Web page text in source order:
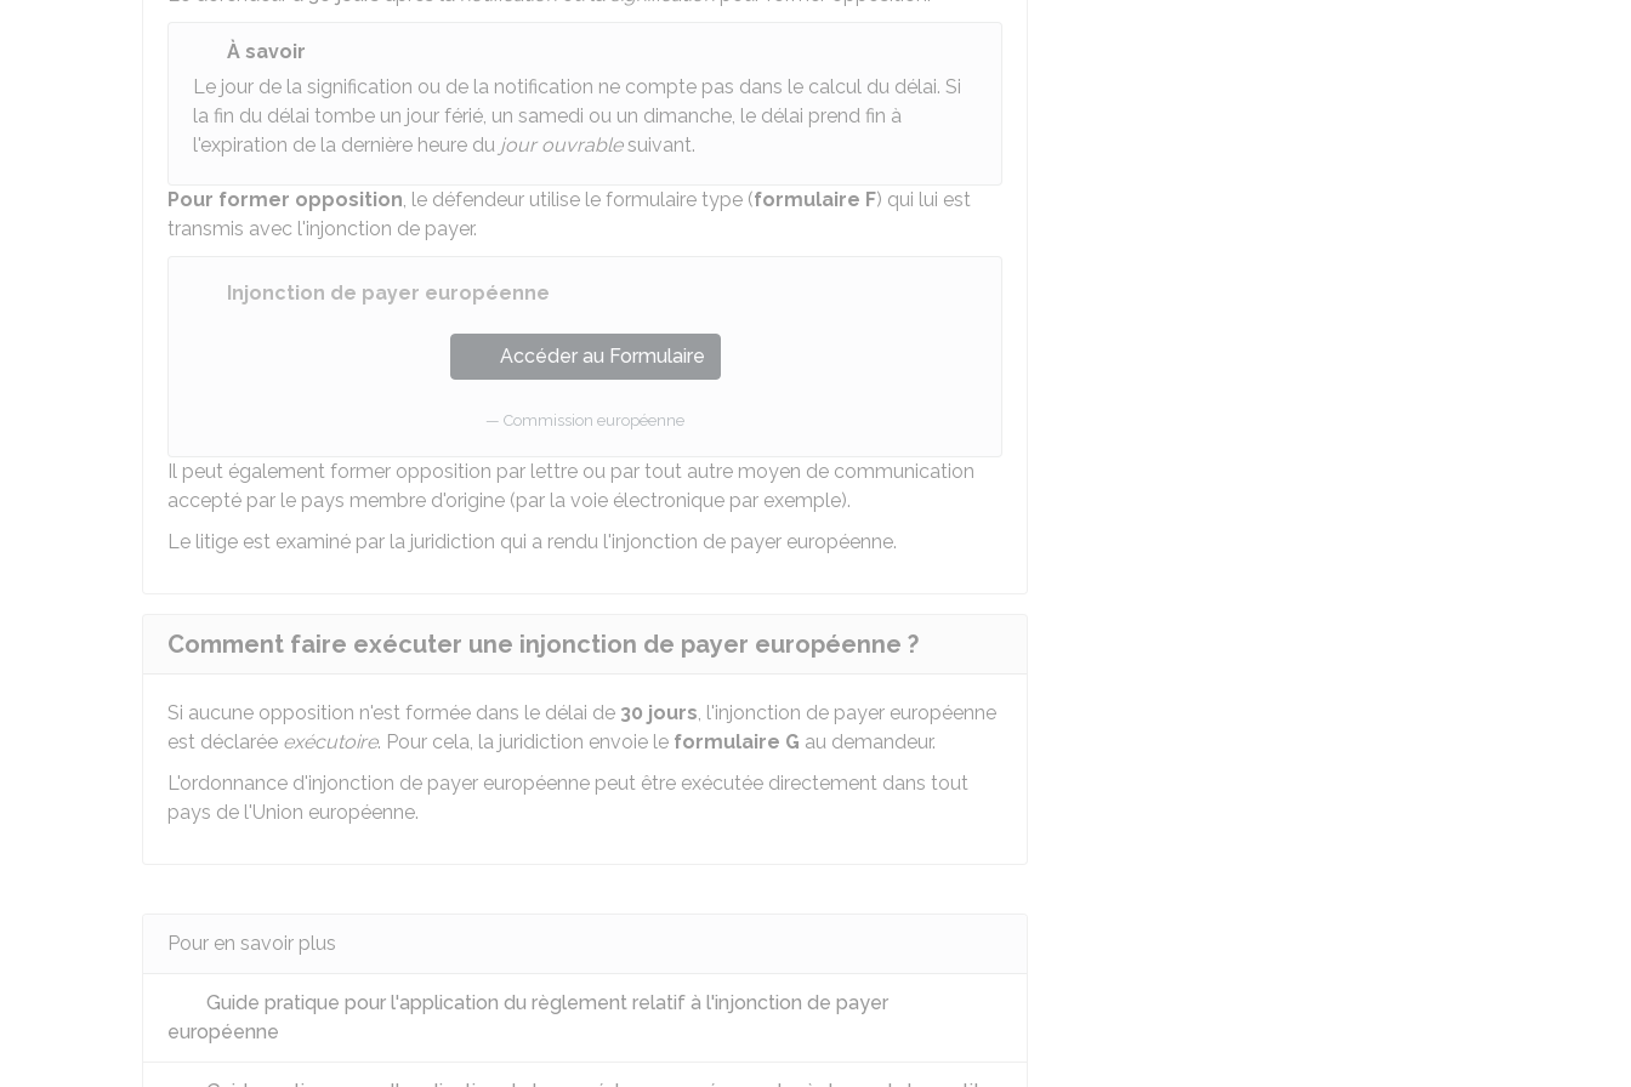
À savoir
Le jour de la signification ou de la notification ne compte pas dans le calcul du délai. Si
la fin du délai tombe un jour férié, un samedi ou un dimanche, le délai prend fin à
l'expiration de la dernière heure du jour ouvrablesuivant.
Pour former opposition, le défendeur utilise le formulaire type (formulaire F) qui lui est
transmis avec l'injonction de payer.
Injonction de payer européenne
Accéder au Formulaire
Commission européenne
Il peut également former opposition par lettre ou par tout autre moyen de communication
accepté par le pays membre d'origine (par la voie électronique par exemple).
Le litige est examiné par la juridiction qui a rendu l'injonction de payer européenne.
Comment faire exécuter une injonction de payer européenne ?
Si aucune opposition n'est formée dans le délai de 30 jours, l'injonction de payer européenne
est déclarée exécutoire. Pour cela, la juridiction envoie le formulaire G au demandeur.
L'ordonnance d'injonction de payer européenne peut être exécutée directement dans tout
pays de l'Union européenne.
Pour en savoir plus
Guide pratique pour l'application du règlement relatif à l'injonction de payer
européenne